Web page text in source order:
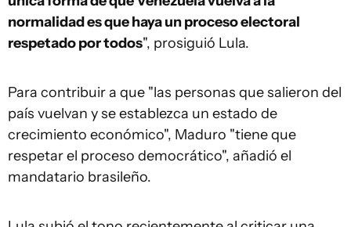
normalidad es que haya un proceso electoral
respetado por todos", prosiguió Lula.
Para contribuir a que "las personas que salieron del
país vuelvan y se establezca un estado de
crecimiento económico", Maduro "tiene que
respetar el proceso democrático", añadió el
mandatario brasileño.